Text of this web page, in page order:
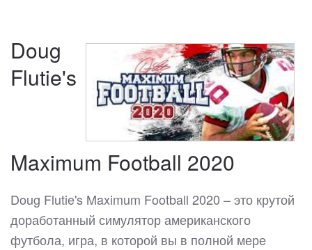
Doug
Flutie's
Maximum Football 2020
Doug Flutie's Maximum Football 2020 – это крутой
доработанный симулятор американского
футбола, игра, в которой вы в полной мере